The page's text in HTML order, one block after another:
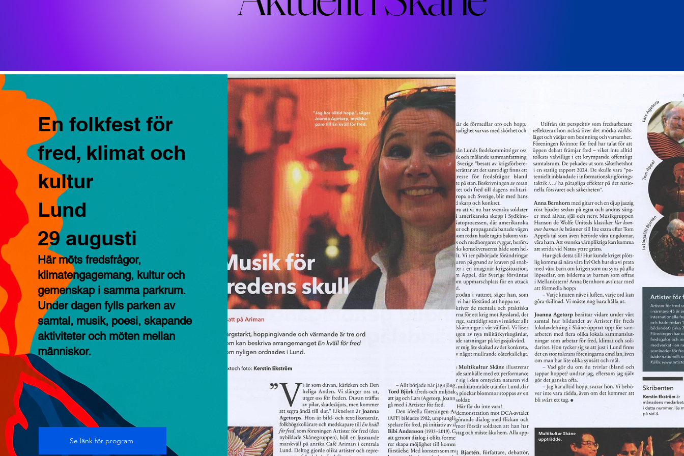
En folkfest för
fred, klimat och
kultur
Lund
29 augusti
Här möts fredsfrågor,
klimatengagemang, kultur och
gemenskap i samma parkrum.
Under dagen fylls parken av
samtal, musik, poesi, skapande
aktiviteter och möten mellan
människor.
Se länk för program